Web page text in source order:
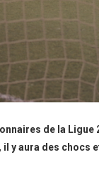
de la
il y aura des chocs